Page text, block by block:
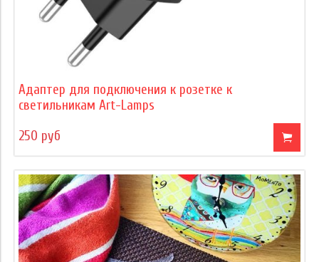
Адаптер для подключения к розетке к
светильникам Art-Lamps
250 руб